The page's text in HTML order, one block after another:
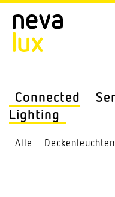
Connected
Lighting
Alle Decken­leuchten